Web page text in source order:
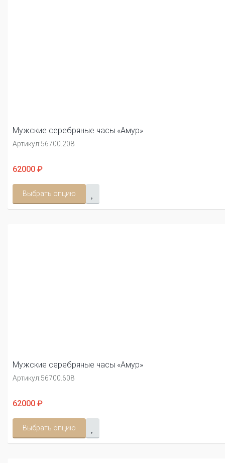
Мужские серебряные часы «Амур»
Артикул:56700.208
62000 ₽
Выбрать опцию
Мужские серебряные часы «Амур»
Артикул:56700.608
62000 ₽
Выбрать опцию